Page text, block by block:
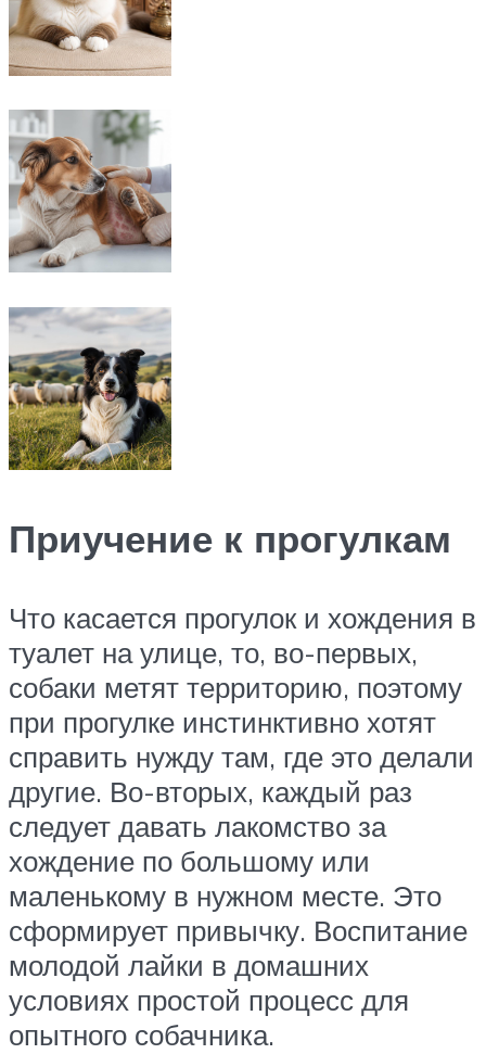
Приучение к прогулкам
Что касается прогулок и хождения в
туалет на улице, то, во-первых,
собаки метят территорию, поэтому
при прогулке инстинктивно хотят
справить нужду там, где это делали
другие. Во-вторых, каждый раз
следует давать лакомство за
хождение по большому или
маленькому в нужном месте. Это
сформирует привычку. Воспитание
молодой лайки в домашних
условиях простой процесс для
опытного собачника.